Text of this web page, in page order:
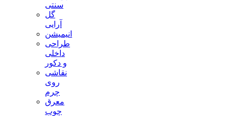
سنتی
گل
آرایی
انیمیشن
طراحی
داخلی
و دکور
نقاشی
روی
چرم
معرق
چوب